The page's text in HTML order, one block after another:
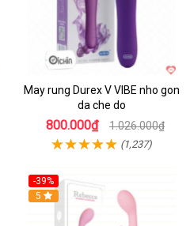
May rung Durex V VIBE nho gon
da che do
800.000₫ 1.026.000₫
(1,237)
-39%
Hot
5